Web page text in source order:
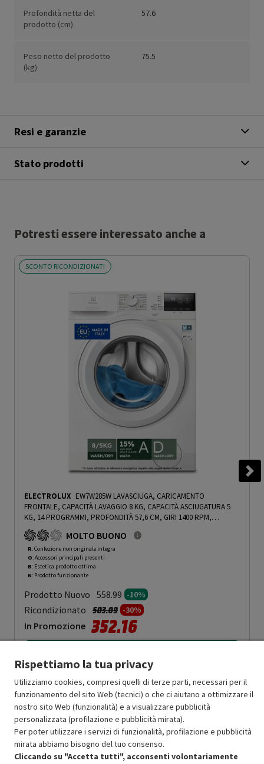
Profondità netta del
prodotto (cm)
57.6
Peso netto del prodotto
(kg)
75.5
Resi e garanzie
Stato prodotti
Potresti essere interessato anche a
SCONTO RICONDIZIONATI
ELECTROLUX EW7W285W LAVASCIUGA, CARICAMENTO
FRONTALE, CAPACITÀ LAVAGGIO 8 KG, CAPACITÀ ASCIUGATURA 5
KG, 14 PROGRAMMI, PROFONDITÀ 57,6 CM, GIRI 1400 RPM,
BIANCO, CLASSE D - PRMG GRADING ROBN - 10%
ROBN - 10% MOLTO BUONO
R: Confezione non originale integra
O: Accessori principali presenti
B: Estetica prodotto ottima
N: Prodotto funzionante
Prodotto Nuovo 558.99 -10%
Ricondizionato Prezzo ridotto da
503.09a-30%
In Promozione 352.16
SCONTO RICONDIZIONATI
Approfitta dello sconto del 30% sul prodotto ricondizionato.
Rispettiamo la tua privacy
Utilizziamo cookies, compresi quelli di terze parti, necessari per il
funzionamento del sito Web (tecnici) o che ci aiutano a ottimizzare il
nostro sito Web (funzionalità) e a visualizzare pubblicità
personalizzata (profilazione e pubblicità mirata).
Per poter utilizzare i servizi di funzionalità, profilazione e pubblicità
mirata abbiamo bisogno del tuo consenso.
Cliccando su "Accetta tutti", acconsenti volontariamente